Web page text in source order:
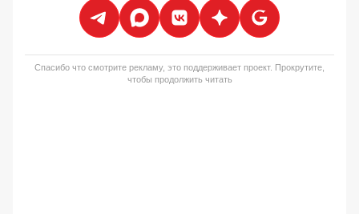
Спасибо что смотрите рекламу, это поддерживает проект. Прокрутите,
чтобы продолжить читать